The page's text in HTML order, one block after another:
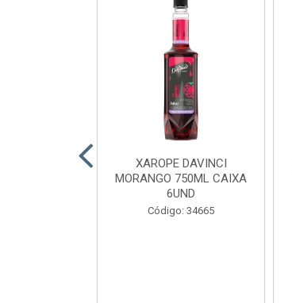
XAROPE DAVINCI
MORANGO 750ML CAIXA
6UND
Código: 34665